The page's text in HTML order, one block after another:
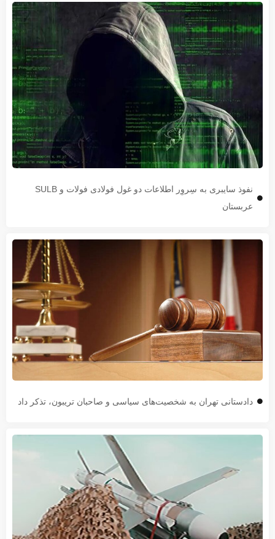
نفوذ سایبری به سِروِر اطلاعات دو غول فولادی فولات و SULB
عربستان
دادستانی تهران به شخصیت‌های سیاسی و صاحبان تریبون، تذکر داد